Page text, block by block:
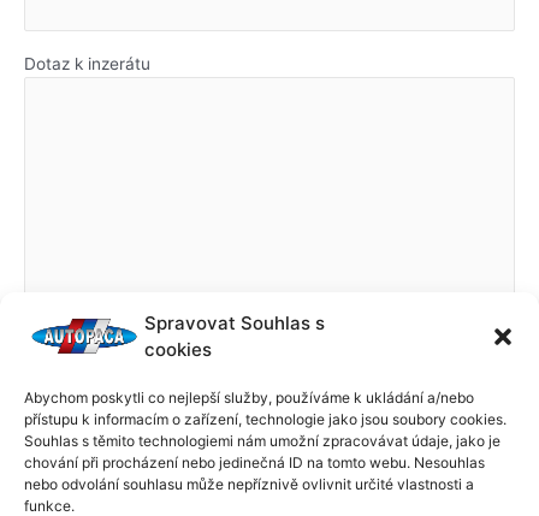
Spravovat Souhlas s
cookies
Abychom poskytli co nejlepší služby, používáme k ukládání a/nebo
přístupu k informacím o zařízení, technologie jako jsou soubory cookies.
Souhlas s těmito technologiemi nám umožní zpracovávat údaje, jako je
chování při procházení nebo jedinečná ID na tomto webu. Nesouhlas
nebo odvolání souhlasu může nepříznivě ovlivnit určité vlastnosti a
funkce.
Dotaz k inzerátu